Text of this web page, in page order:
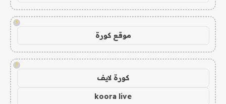
!
موقع كورة
!
كورة لايف
koora live